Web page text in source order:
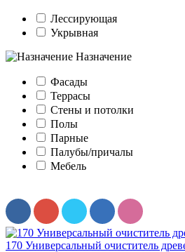
Лессирующая
Укрывная
Назначение
Фасады
Террасы
Стены и потолки
Полы
Парные
Палубы/причалы
Мебель
170 Универсальный очиститель